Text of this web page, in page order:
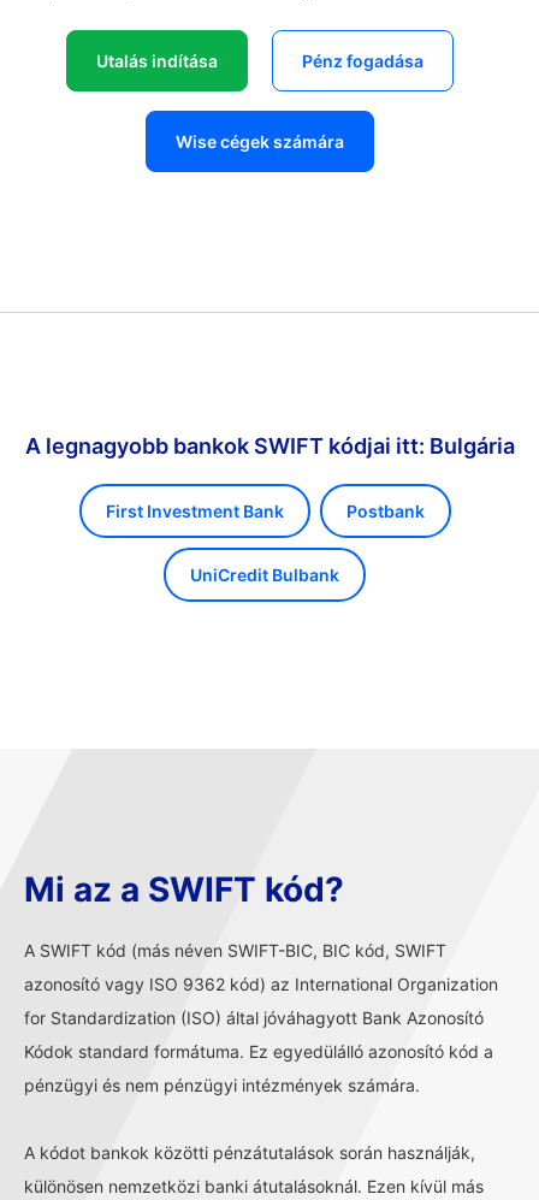
Utalás indítása Pénz fogadása
Wise cégek számára
A legnagyobb bankok SWIFT kódjai itt: Bulgária
First Investment Bank Postbank
UniCredit Bulbank
Mi az a SWIFT kód?
A SWIFT kód (más néven SWIFT-BIC, BIC kód, SWIFT
azonosító vagy ISO 9362 kód) az International Organization
for Standardization (ISO) által jóváhagyott Bank Azonosító
Kódok standard formátuma. Ez egyedülálló azonosító kód a
pénzügyi és nem pénzügyi intézmények számára.
A kódot bankok közötti pénzátutalások során használják,
különösen nemzetközi banki átutalásoknál. Ezen kívül más